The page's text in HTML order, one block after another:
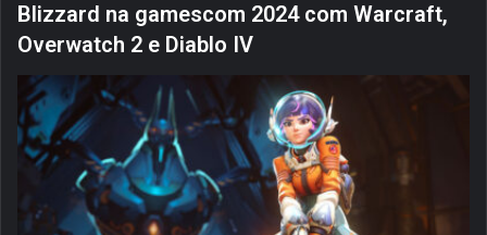
Blizzard na gamescom 2024 com Warcraft,
Overwatch 2 e Diablo IV